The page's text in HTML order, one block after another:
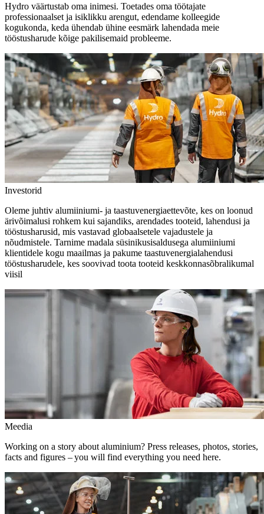
Hydro väärtustab oma inimesi. Toetades oma töötajate
professionaalset ja isiklikku arengut, edendame kolleegide
kogukonda, keda ühendab ühine eesmärk lahendada meie
tööstusharude kõige pakilisemaid probleeme.
Investorid
Oleme juhtiv alumiiniumi- ja taastuvenergiaettevõte, kes on loonud
ärivõimalusi rohkem kui sajandiks, arendades tooteid, lahendusi ja
tööstusharusid, mis vastavad globaalsetele vajadustele ja
nõudmistele. Tarnime madala süsinikusisaldusega alumiiniumi
klientidele kogu maailmas ja pakume taastuvenergialahendusi
tööstusharudele, kes soovivad toota tooteid keskkonnasõbralikumal
viisil
Meedia
Working on a story about aluminium? Press releases, photos, stories,
facts and figures – you will find everything you need here.